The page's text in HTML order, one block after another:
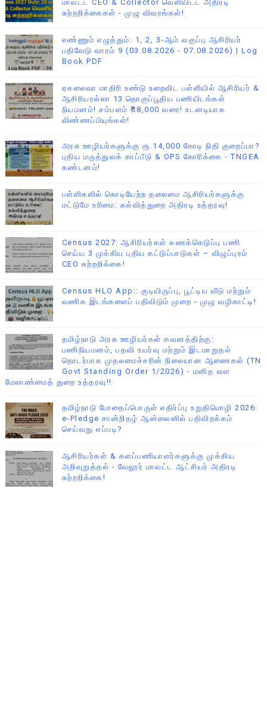
மாவட்ட CEO & Collector வெளியிட்ட அதிரடி
சுற்றறிக்கைகள் - முழு விவரங்கள்!
எண்ணும் எழுத்தும்: 1, 2, 3-ஆம் வகுப்பு ஆசிரியர்
பதிவேடு வாரம் 9 (03.08.2026 - 07.08.2026) | Log
Book PDF
ஏகலைவா மாதிரி உண்டு உறைவிட பள்ளியில் ஆசிரியர் &
ஆசிரியரல்லா 13 தொகுப்பூதிய பணியிடங்கள்
நியமனம்! சம்பளம் ₹18,000 வரை! உடனடியாக
விண்ணப்பியுங்கள்!
அரசு ஊழியர்களுக்கு ரூ.14,000 கோடி நிதி குறைப்பா?
புதிய மருத்துவக் காப்பீடு & OPS கோரிக்கை - TNGEA
கண்டனம்!
பள்ளிகளில் கொடியேற்ற தலைமை ஆசிரியர்களுக்கு
மட்டுமே உரிமை: கல்வித்துறை அதிரடி உத்தரவு!
Census 2027: ஆசிரியர்கள் கணக்கெடுப்பு பணி
செய்ய 3 முக்கிய புதிய கட்டுப்பாடுகள் – விழுப்புரம்
CEO சுற்றறிக்கை!
Census HLO App:: குடியிருப்பு, பூட்டிய வீடு மற்றும்
வணிக இடங்களைப் பதிவிடும் முறை - முழு வழிகாட்டி!
தமிழ்நாடு அரசு ஊழியர்கள் கவனத்திற்கு:
பணிநியமனம், பதவி உயர்வு மற்றும் இடமாறுதல்
தொடர்பாக முதலமைச்சரின் நிலையான ஆணைகள் (TN
Govt Standing Order 1/2026) - மனித வள
மேலாண்மைத் துறை உத்தரவு!!
தமிழ்நாடு போதைப்பொருள் எதிர்ப்பு உறுதிமொழி 2026:
e-Pledge சான்றிதழ் ஆன்லைனில் பதிவிறக்கம்
செய்வது எப்படி?
ஆசிரியர்கள் & களப்பணியாளர்களுக்கு முக்கிய
அறிவுறுத்தல் - வேலூர் மாவட்ட ஆட்சியர் அதிரடி
சுற்றறிக்கை!